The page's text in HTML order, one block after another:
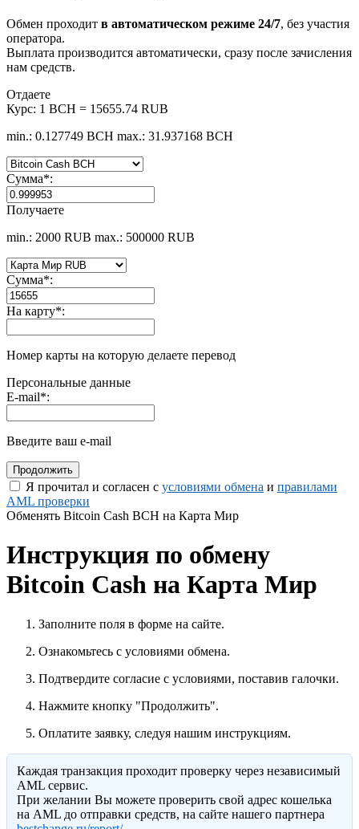
Обмен проходит в автоматическом режиме 24/7, без участия
оператора.
Выплата производится автоматически, сразу после зачисления
нам средств.
Отдаете
Курс: 1 BCH = 15655.74 RUB
min.: 0.127749 BCH max.: 31.937168 BCH
Сумма*:
Получаете
min.: 2000 RUB max.: 500000 RUB
Сумма*:
На карту*:
Номер карты на которую делаете перевод
Персональные данные
E-mail*:
Введите ваш e-mail
Я прочитал и согласен с условиями обмена и правилами
AML проверки
Обменять Bitcoin Cash BCH на Карта Мир
Инструкция по обмену
Bitcoin Cash на Карта Мир
Заполните поля в форме на сайте.
Ознакомьтесь с условиями обмена.
Подтвердите согласие с условиями, поставив галочки.
Нажмите кнопку "Продолжить".
Оплатите заявку, следуя нашим инструкциям.
Каждая транзакция проходит проверку через независимый
AML сервис.
При желании Вы можете проверить свой адрес кошелька
на AML до отправки средств, на сайте нашего партнера